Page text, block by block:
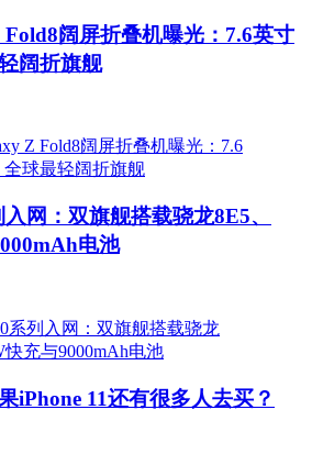
阔屏折叠机曝光：7.6英寸
阔折旗舰
网：双旗舰搭载骁龙8E5、
电池
iPhone 11还有很多人去买？